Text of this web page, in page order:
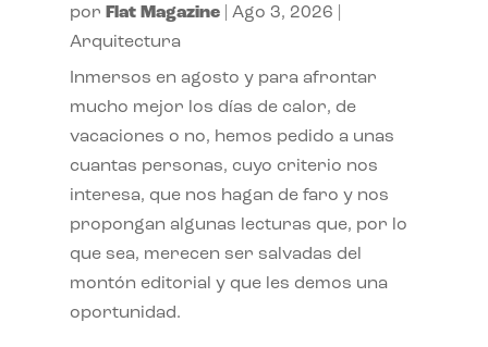
por Flat Magazine| Ago 3, 2026
Arquitectura
Inmersos en agosto y para afrontar
mucho mejor los días de calor, de
vacaciones o no, hemos pedido a unas
cuantas personas, cuyo criterio nos
interesa, que nos hagan de faro y nos
propongan algunas lecturas que, por lo
que sea, merecen ser salvadas del
montón editorial y que les demos una
oportunidad.